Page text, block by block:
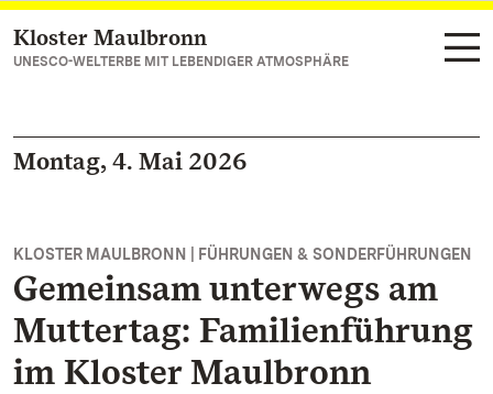
Zum Hauptinhalt springen
Kloster Maulbronn
UNESCO-WELTERBE MIT LEBENDIGER ATMOSPHÄRE
Montag, 4. Mai 2026
KLOSTER MAULBRONN | FÜHRUNGEN & SONDERFÜHRUNGEN
Gemeinsam unterwegs am
Muttertag: Familienführung
im Kloster Maulbronn